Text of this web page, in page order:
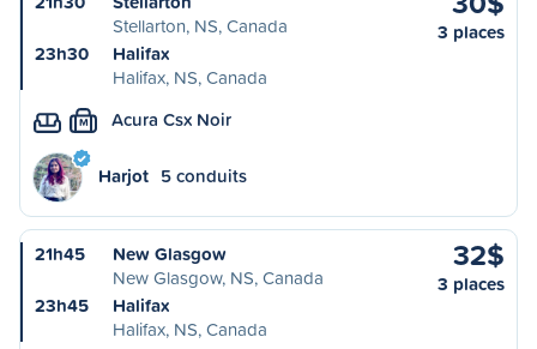
Stellarton, NS, Canada
23h30
Halifax
Halifax, NS, Canada
3 places
M Acura Csx Noir
Harjot 5 conduits
21h45
New Glasgow
New Glasgow, NS, Canada
23h45
Halifax
Halifax, NS, Canada
32$
3 places